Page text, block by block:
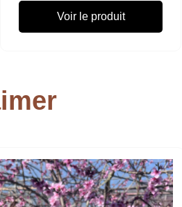
Voir le produit